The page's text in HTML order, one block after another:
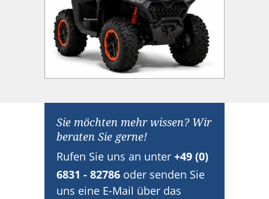
Sie möchten mehr wissen? Wir
beraten Sie gerne!
Rufen Sie uns an unter +49 (0)
6831 - 82786 oder senden Sie
uns eine E-Mail über das